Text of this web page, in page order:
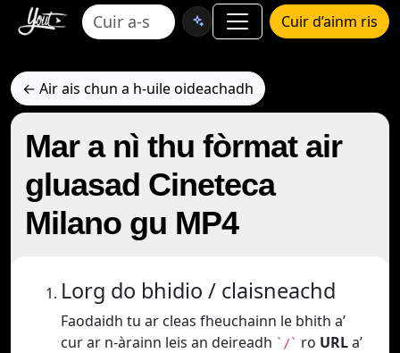
Cuir d’ainm ris
← Air ais chun a h-uile oideachadh
Mar a nì thu fòrmat air
gluasad Cineteca
Milano gu MP4
Lorg do bhidio / claisneachd
Faodaidh tu ar cleas fheuchainn le bhith a’
cur ar n-àrainn leis an deireadh `/` ro URLa’